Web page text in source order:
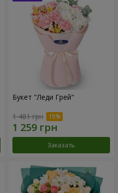
Букет "Леди Грей"
1 481 грн
Заказать